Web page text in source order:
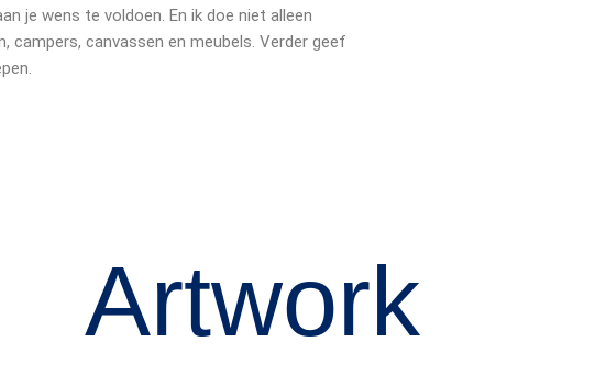
je wens te voldoen. En ik doe niet alleen
campers, canvassen en meubels. Verder geef
Artwork